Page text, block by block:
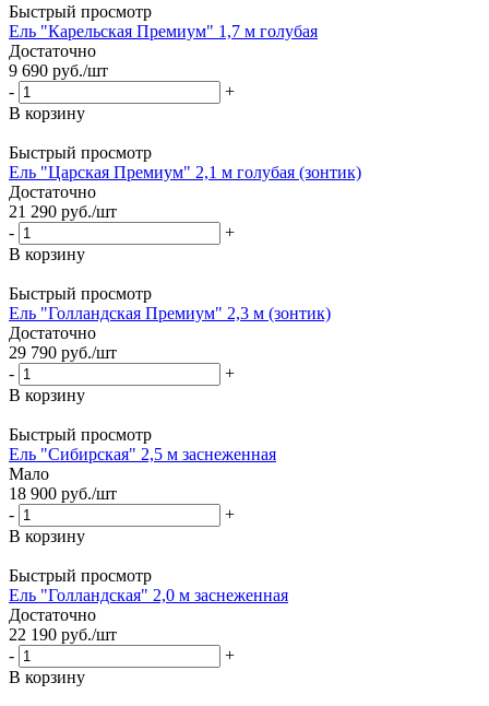
Быстрый просмотр
Ель "Карельская Премиум" 1,7 м голубая
Достаточно
9 690 руб./шт
-
+
В корзину
Быстрый просмотр
Ель "Царская Премиум" 2,1 м голубая (зонтик)
Достаточно
21 290 руб./шт
-
+
В корзину
Быстрый просмотр
Ель "Голландская Премиум" 2,3 м (зонтик)
Достаточно
29 790 руб./шт
-
+
В корзину
Быстрый просмотр
Ель "Сибирская" 2,5 м заснеженная
Мало
18 900 руб./шт
-
+
В корзину
Быстрый просмотр
Ель "Голландская" 2,0 м заснеженная
Достаточно
22 190 руб./шт
-
+
В корзину